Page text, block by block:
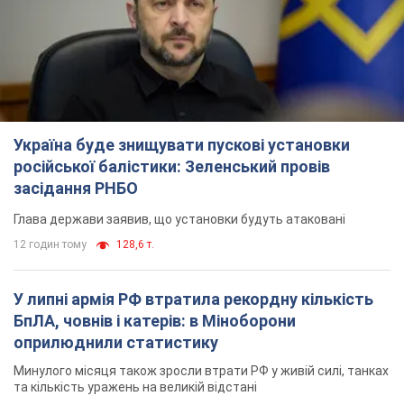
Україна буде знищувати пускові установки
російської балістики: Зеленський провів
засідання РНБО
Глава держави заявив, що установки будуть атаковані
12 годин тому 128,6 т.
У липні армія РФ втратила рекордну кількість
БпЛА, човнів і катерів: в Міноборони
оприлюднили статистику
Минулого місяця також зросли втрати РФ у живій силі, танках
та кількість уражень на великій відстані